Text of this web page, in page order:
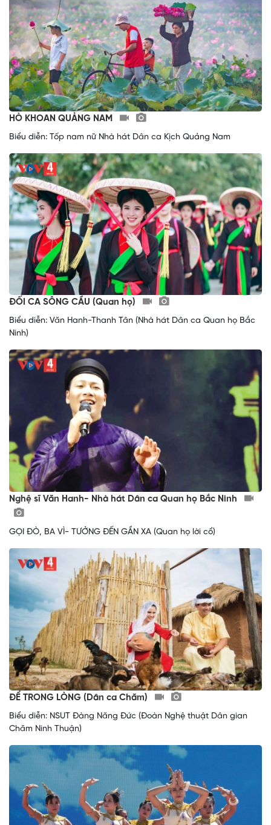
HÒ KHOAN QUẢNG NAM
Biểu diễn: Tốp nam nữ Nhà hát Dân ca Kịch Quảng Nam
ĐỐI CA SÔNG CẦU (Quan họ)
Biểu diễn: Văn Hanh-Thanh Tân (Nhà hát Dân ca Quan họ Bắc
Ninh)
Nghệ sĩ Văn Hanh- Nhà hát Dân ca Quan họ Bắc Ninh
GỌI ĐÒ, BA VÌ- TƯỞNG ĐẾN GẦN XA (Quan họ lời cổ)
ĐỂ TRONG LÒNG (Dân ca Chăm)
Biểu diễn: NSUT Đàng Năng Đức (Đoàn Nghệ thuật Dân gian
Chăm Ninh Thuận)